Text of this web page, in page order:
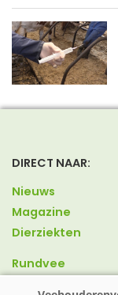
DIRECT NAAR:
Nieuws
Magazine
Dierziekten
Rundvee